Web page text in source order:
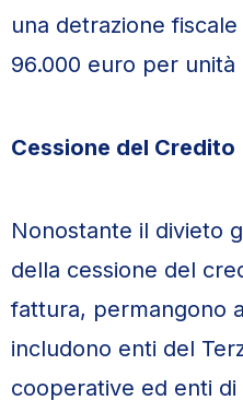
una detrazione
96.000 euro per unità
Cessione del Credito
Nonostante il divieto
della cessione del
fattura, permangono
includono enti del
cooperative ed enti